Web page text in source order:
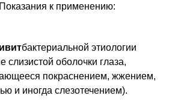
к применению:
бактериальной этиологии
слизистой оболочки глаза,
покраснением, жжением,
и иногда слезотечением).